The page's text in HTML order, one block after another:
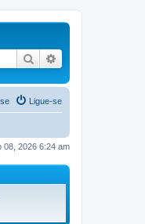
Pesquisar
Ligue-se
08, 2026 6:24 am